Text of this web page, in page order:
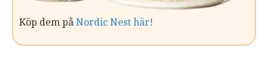
Köp dem på Nordic Nest här!